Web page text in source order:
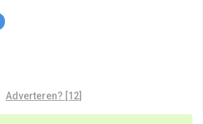
Adverteren? [12]